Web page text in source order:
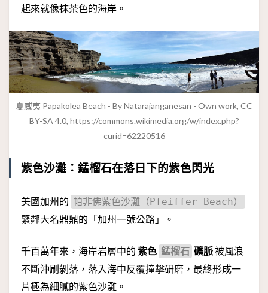
起來就像抹茶色的海岸。
夏威夷 Papakolea Beach - By Natarajanganesan - Own work, CC
BY-SA 4.0, https://commons.wikimedia.org/w/index.php?
curid=62220516
紫色沙灘：錳榴石在落日下的紫色閃光
美國加州的 帕非佛紫色沙灘（Pfeiffer Beach）
緊鄰大名鼎鼎的「加州一號公路」。
千百萬年來，海岸岩層中的 紫色 錳榴石 礦脈被風浪
不斷沖刷剝落，落入海中反覆撞擊研磨，最終形成一
片極為細膩的紫色沙灘。